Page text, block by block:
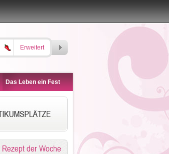
Erweitert
Das Leben ein Fest
Rezept der Woche